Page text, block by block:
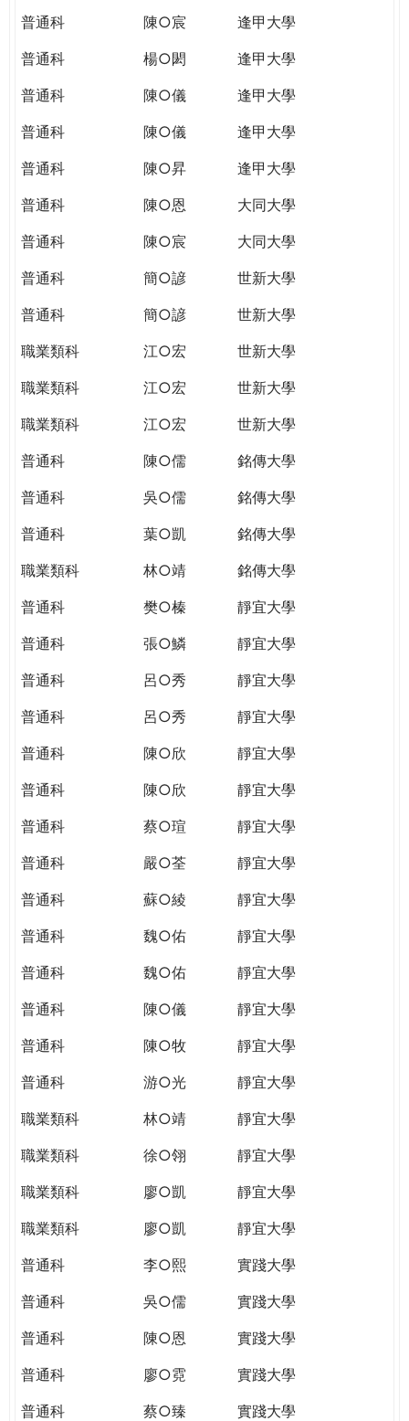
普通科 陳○宸
逢甲大學
普通科
楊○閎
逢甲大學
普通科
陳○儀
逢甲大學
普通科
陳○儀
逢甲大學
普通科
陳○昇
逢甲大學
普通科
陳○恩
大同大學
普通科
陳○宸
大同大學
普通科
簡○諺
世新大學
普通科
簡○諺
世新大學
職業類科
江○宏
世新大學
職業類科
江○宏
世新大學
職業類科
江○宏
世新大學
普通科
陳○儒
銘傳大學
普通科
吳○儒
銘傳大學
普通科
葉○凱
銘傳大學
職業類科
林○靖
銘傳大學
普通科
樊○榛
靜宜大學
普通科
張○鱗
靜宜大學
普通科
呂○秀
靜宜大學
普通科
呂○秀
靜宜大學
普通科
陳○欣
靜宜大學
普通科
陳○欣
靜宜大學
普通科
蔡○瑄
靜宜大學
普通科
嚴○荃
靜宜大學
普通科
蘇○綾
靜宜大學
普通科
魏○佑
靜宜大學
普通科
魏○佑
靜宜大學
普通科
陳○儀
靜宜大學
普通科
陳○牧
靜宜大學
普通科
游○光
靜宜大學
職業類科
林○靖
靜宜大學
職業類科
徐○翎
靜宜大學
職業類科
廖○凱
靜宜大學
職業類科
廖○凱
靜宜大學
普通科
李○熙
實踐大學
普通科
吳○儒
實踐大學
普通科
陳○恩
實踐大學
普通科
廖○霓
實踐大學
普通科
蔡○臻
實踐大學